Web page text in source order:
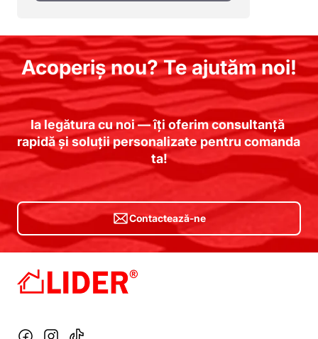
Acoperiș nou? Te ajutăm noi!
Ia legătura cu noi — îți oferim consultanță
rapidă și soluții personalizate pentru comanda
ta!
Contactează-ne